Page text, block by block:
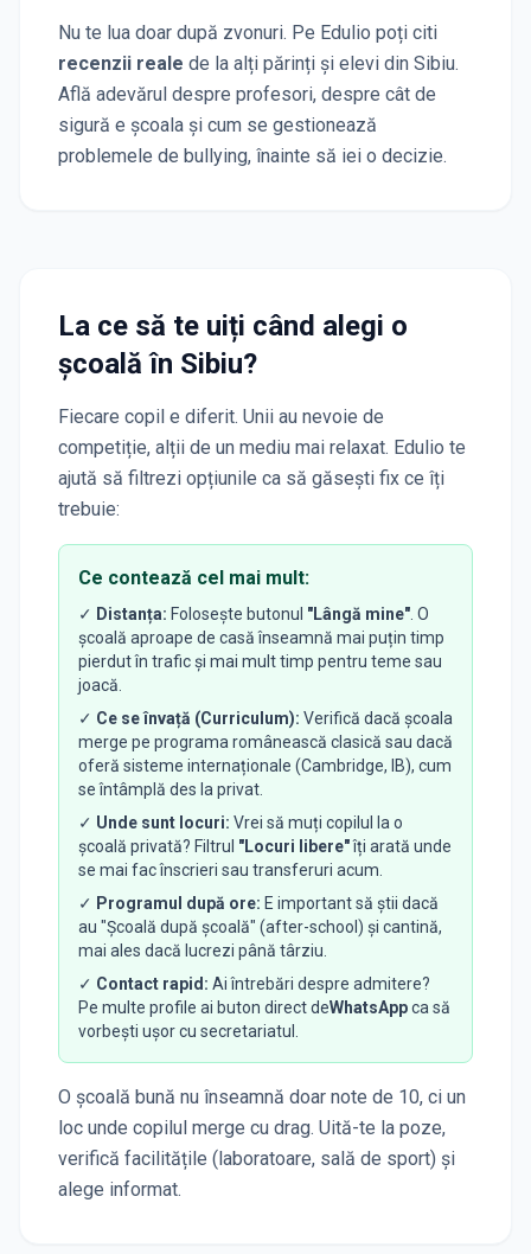
Nu te lua doar după zvonuri. Pe Edulio poți citi
recenzii reale de la alți părinți și elevi din Sibiu.
Află adevărul despre profesori, despre cât de
sigură e școala și cum se gestionează
problemele de bullying, înainte să iei o decizie.
La ce să te uiți când alegi o
școalăîn Sibiu?
Fiecare copil e diferit. Unii au nevoie de
competiție, alții de un mediu mai relaxat. Edulio te
ajută să filtrezi opțiunile ca să găsești fix ce îți
trebuie:
Ce contează cel mai mult:
✓ Distanța: Folosește butonul "Lângă mine" . O
școală aproape de casă înseamnă mai puțin timp
pierdut în trafic și mai mult timp pentru teme sau
joacă.
✓ Ce se învață (Curriculum): Verifică dacă școala
merge pe programa românească clasică sau dacă
oferă sisteme internaționale (Cambridge, IB), cum
se întâmplă des la privat.
✓ Unde sunt locuri: Vrei să muți copilul la o
școală privată? Filtrul "Locuri libere"îți arată unde
se mai fac înscrieri sau transferuri acum.
✓ Programul după ore: E important să știi dacă
au "Școală după școală" (after-school) și cantină,
mai ales dacă lucrezi până târziu.
✓ Contact rapid: Ai întrebări despre admitere?
Pe multe profile ai buton direct deWhatsAppca să
vorbești ușor cu secretariatul.
O școală bună nu înseamnă doar note de 10, ci un
loc unde copilul merge cu drag. Uită-te la poze,
verifică facilitățile (laboratoare, sală de sport) și
alege informat.